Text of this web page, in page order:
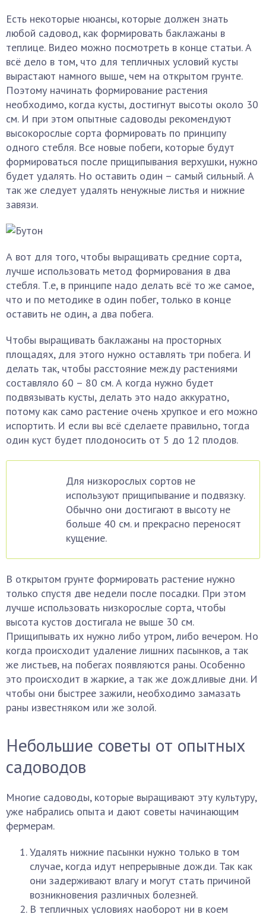
Есть некоторые нюансы, которые должен знать
любой садовод, как формировать баклажаны в
теплице. Видео можно посмотреть в конце статьи. А
всё дело в том, что для тепличных условий кусты
вырастают намного выше, чем на открытом грунте.
Поэтому начинать формирование растения
необходимо, когда кусты, достигнут высоты около 30
см. И при этом опытные садоводы рекомендуют
высокорослые сорта формировать по принципу
одного стебля. Все новые побеги, которые будут
формироваться после прищипывания верхушки, нужно
будет удалять. Но оставить один – самый сильный. А
так же следует удалять ненужные листья и нижние
завязи.
А вот для того, чтобы выращивать средние сорта,
лучше использовать метод формирования в два
стебля. Т.е, в принципе надо делать всё то же самое,
что и по методике в один побег, только в конце
оставить не один, а два побега.
Чтобы выращивать баклажаны на просторных
площадях, для этого нужно оставлять три побега. И
делать так, чтобы расстояние между растениями
составляло 60 – 80 см. А когда нужно будет
подвязывать кусты, делать это надо аккуратно,
потому как само растение очень хрупкое и его можно
испортить. И если вы всё сделаете правильно, тогда
один куст будет плодоносить от 5 до 12 плодов.
Для низкорослых сортов не
используют прищипывание и подвязку.
Обычно они достигают в высоту не
больше 40 см. и прекрасно переносят
кущение.
В открытом грунте формировать растение нужно
только спустя две недели после посадки. При этом
лучше использовать низкорослые сорта, чтобы
высота кустов достигала не выше 30 см.
Прищипывать их нужно либо утром, либо вечером. Но
когда происходит удаление лишних пасынков, а так
же листьев, на побегах появляются раны. Особенно
это происходит в жаркие, а так же дождливые дни. И
чтобы они быстрее зажили, необходимо замазать
раны известняком или же золой.
Небольшие советы от опытных
садоводов
Многие садоводы, которые выращивают эту культуру,
уже набрались опыта и дают советы начинающим
фермерам.
Удалять нижние пасынки нужно только в том
случае, когда идут непрерывные дожди. Так как
они задерживают влагу и могут стать причиной
возникновения различных болезней.
В тепличных условиях наоборот ни в коем